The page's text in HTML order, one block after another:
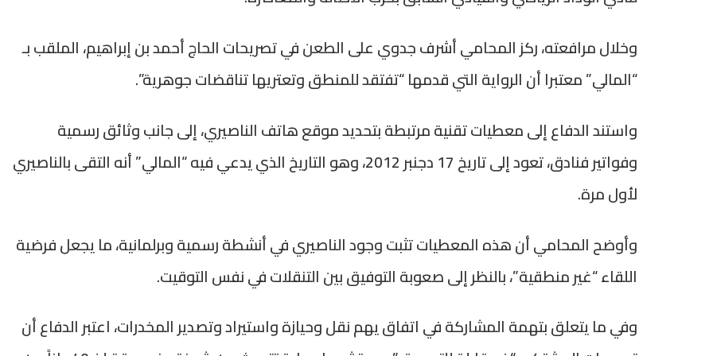
وخلال مرافعته، ركز المحامي أشرف جدوي على الطعن في تصريحات الحاج أحمد بن إبراهيم، الملقب بـ
“المالي” معتبرا أن الرواية التي قدمها “تفتقد للمنطق وتعتريها تناقضات جوهرية”.
واستند الدفاع إلى معطيات تقنية مرتبطة بتحديد موقع هاتف الناصيري، إلى جانب وثائق رسمية
وفواتير فنادق، تعود إلى تاريخ 17 دجنبر 2012، وهو التاريخ الذي يدعي فيه “المالي” أنه التقى بالناصيري
لأول مرة.
وأوضح المحامي أن هذه المعطيات تثبت وجود الناصيري في أنشطة رسمية وبرلمانية، ما يجعل فرضية
اللقاء “غير منطقية”، بالنظر إلى صعوبة التوفيق بين التنقلات في نفس التوقيت.
وفي ما يتعلق بتهمة المشاركة في اتفاق يهم نقل وحيازة واستيراد وتصدير المخدرات، اعتبر الدفاع أن